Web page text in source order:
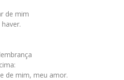
de mim
de mim, meu amor.